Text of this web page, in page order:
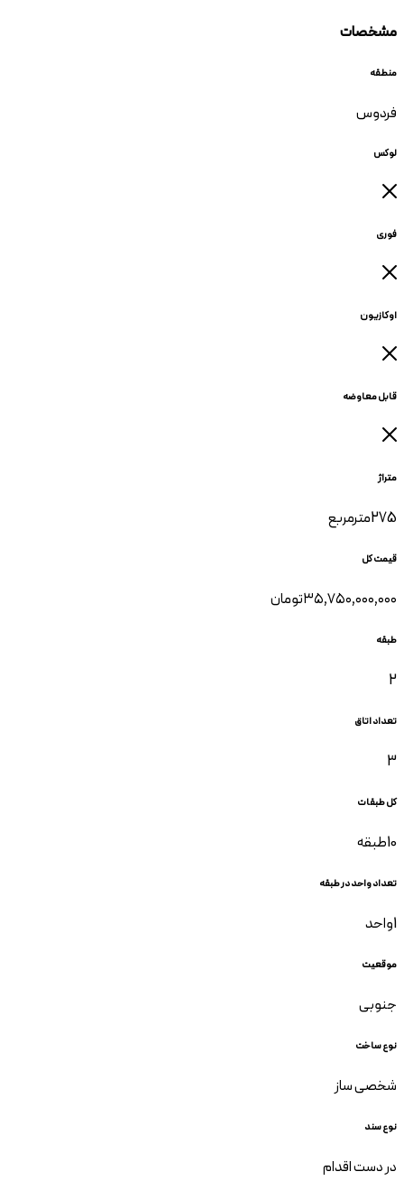
مشخصات
منطقه
فردوس
لوکس
فوری
اوکازیون
قابل معاوضه
متراژ
275مترمربع
قیمت کل
۳۵٬۷۵۰٬۰۰۰٬۰۰۰تومان
طبقه
2
تعداد اتاق
3
کل طبقات
10طبقه
تعداد واحد در طبقه
1واحد
موقعیت
جنوبی
نوع ساخت
شخصی ساز
نوع سند
در دست اقدام